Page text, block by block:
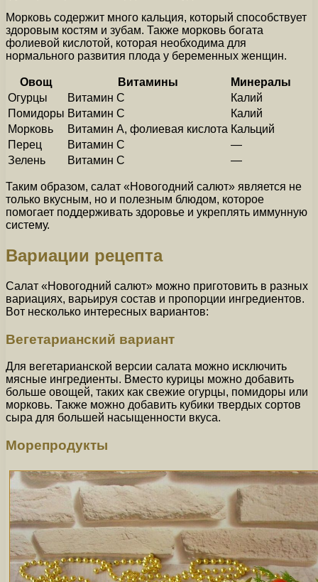
Морковь содержит много кальция, который способствует
здоровым костям и зубам. Также морковь богата
фолиевой кислотой, которая необходима для
нормального развития плода у беременных женщин.
Овощ Витамины
Минералы
Огурцы
Витамин C
Калий
Помидоры Витамин C
Калий
Морковь
Витамин A, фолиевая кислота Кальций
Перец
Витамин C
—
Зелень
Витамин C —
Таким образом, салат «Новогодний салют» является не
только вкусным, но и полезным блюдом, которое
помогает поддерживать здоровье и укреплять иммунную
систему.
Вариации рецепта
Салат «Новогодний салют» можно приготовить в разных
вариациях, варьируя состав и пропорции ингредиентов.
Вот несколько интересных вариантов:
Вегетарианский вариант
Для вегетарианской версии салата можно исключить
мясные ингредиенты. Вместо курицы можно добавить
больше овощей, таких как свежие огурцы, помидоры или
морковь. Также можно добавить кубики твердых сортов
сыра для большей насыщенности вкуса.
Морепродукты